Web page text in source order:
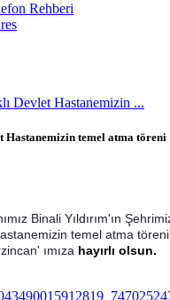
Rehberi
Devlet Hastanemizin ...
Hastanemizin temel atma töreni
Binali Yıldırım'ın
temel atma
ımıza hayırlı olsun.